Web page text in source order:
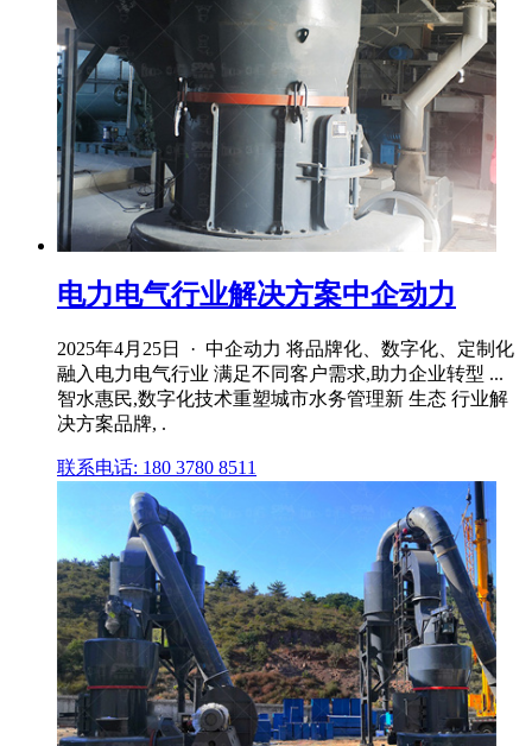
电力电气行业解决方案中企动力
2025年4月25日 · 中企动力 将品牌化、数字化、定制化
融入电力电气行业 满足不同客户需求,助力企业转型 ...
智水惠民,数字化技术重塑城市水务管理新 生态 行业解
决方案品牌, .
联系电话: 180 3780 8511